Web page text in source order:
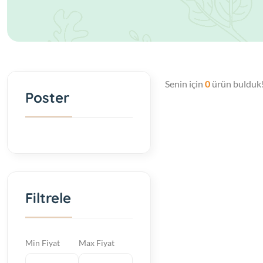
Senin için 0ürün
Poster
Filtrele
Min Fiyat Max Fiyat